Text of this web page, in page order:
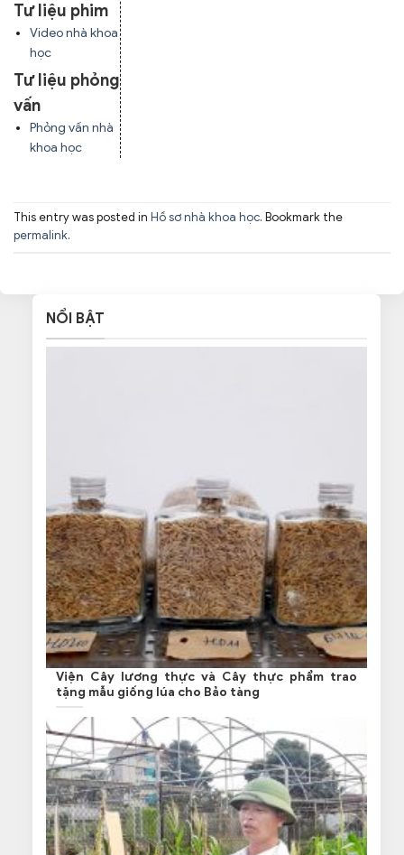
Tư liệu phim
Video nhà khoa
học
Tư liệu phỏng
vấn
Phỏng vấn nhà
khoa học
This entry was posted in Hồ sơ nhà khoa học. Bookmark the
permalink.
NỔI BẬT
Viện Cây lương thực và Cây thực phẩm trao
tặng mẫu giống lúa cho Bảo tàng